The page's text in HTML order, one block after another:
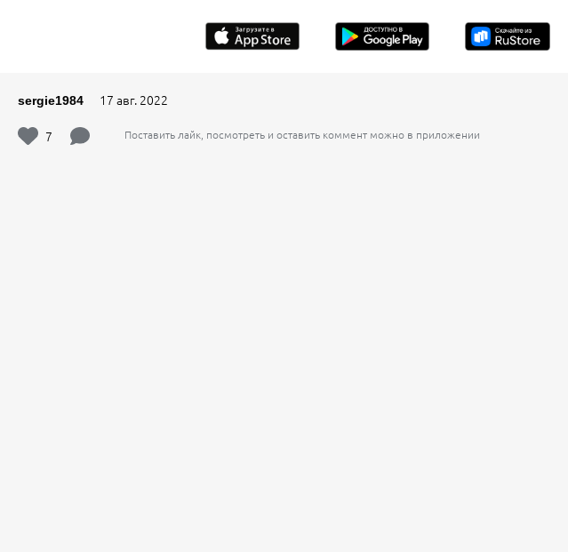
sergie198417 авг. 2022
7 Поставить лайк, посмотреть и оставить коммент можно в приложении